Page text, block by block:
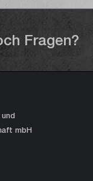
Fragen?
mbH